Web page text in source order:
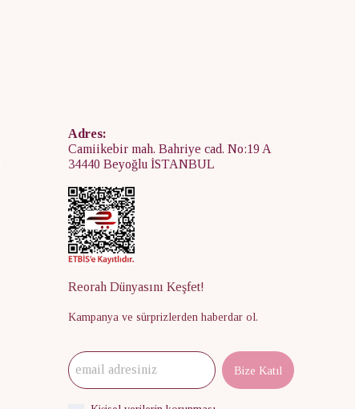
Adres:
Camiikebir mah. Bahriye cad. No:19 A
34440 Beyoğlu İSTANBUL
Reorah Dünyasını Keşfet!
Kampanya ve sürprizlerden haberdar ol.
Bize Katıl